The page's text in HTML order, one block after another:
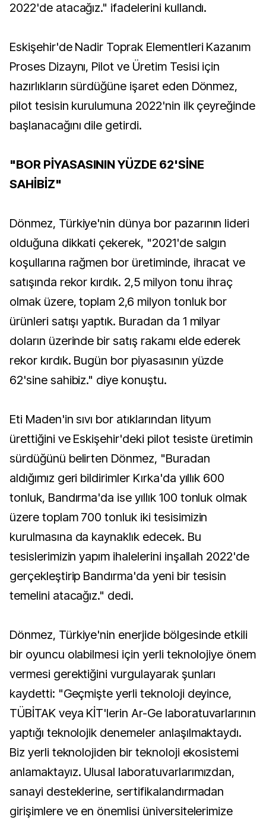
2022'de atacağız." ifadelerini kullandı.
Eskişehir'de Nadir Toprak Elementleri Kazanım
Proses Dizaynı, Pilot ve Üretim Tesisi için
hazırlıkların sürdüğüne işaret eden Dönmez,
pilot tesisin kurulumuna 2022'nin ilk çeyreğinde
başlanacağını dile getirdi.
"BOR PİYASASININ YÜZDE 62'SİNE
SAHİBİZ"
Dönmez, Türkiye'nin dünya bor pazarının lideri
olduğuna dikkati çekerek, "2021'de salgın
koşullarına rağmen bor üretiminde, ihracat ve
satışında rekor kırdık. 2,5 milyon tonu ihraç
olmak üzere, toplam 2,6 milyon tonluk bor
ürünleri satışı yaptık. Buradan da 1 milyar
doların üzerinde bir satış rakamı elde ederek
rekor kırdık. Bugün bor piyasasının yüzde
62'sine sahibiz." diye konuştu.
Eti Maden'in sıvı bor atıklarından lityum
ürettiğini ve Eskişehir'deki pilot tesiste üretimin
sürdüğünü belirten Dönmez, "Buradan
aldığımız geri bildirimler Kırka'da yıllık 600
tonluk, Bandırma'da ise yıllık 100 tonluk olmak
üzere toplam 700 tonluk iki tesisimizin
kurulmasına da kaynaklık edecek. Bu
tesislerimizin yapım ihalelerini inşallah 2022'de
gerçekleştirip Bandırma'da yeni bir tesisin
temelini atacağız." dedi.
Dönmez, Türkiye'nin enerjide bölgesinde etkili
bir oyuncu olabilmesi için yerli teknolojiye önem
vermesi gerektiğini vurgulayarak şunları
kaydetti: "Geçmişte yerli teknoloji deyince,
TÜBİTAK veya KİT'lerin Ar-Ge laboratuvarlarının
yaptığı teknolojik denemeler anlaşılmaktaydı.
Biz yerli teknolojiden bir teknoloji ekosistemi
anlamaktayız. Ulusal laboratuvarlarımızdan,
sanayi desteklerine, sertifikalandırmadan
girişimlere ve en önemlisi üniversitelerimize